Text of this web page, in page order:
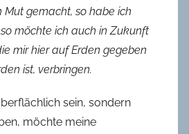
gemacht, so habe ich
möchte ich auch in Zukunft
mir hier auf Erden gegeben
ist, verbringen.
sein, sondern
möchte meine